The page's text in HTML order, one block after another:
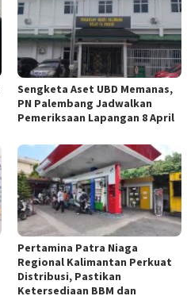
Sengketa Aset UBD Memanas,
PN Palembang Jadwalkan
Pemeriksaan Lapangan 8 April
Pertamina Patra Niaga
Regional Kalimantan Perkuat
Distribusi, Pastikan
Ketersediaan BBM dan